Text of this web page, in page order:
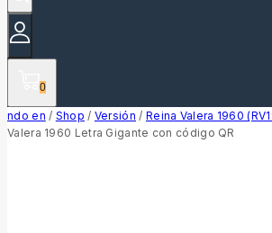
0
ndo en / Shop / Versión / Reina Valera 1960
Valera 1960 Letra Gigante con código QR